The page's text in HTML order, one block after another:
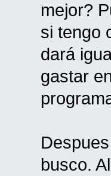
mejor?
si tengo
dará
gastar
busco.